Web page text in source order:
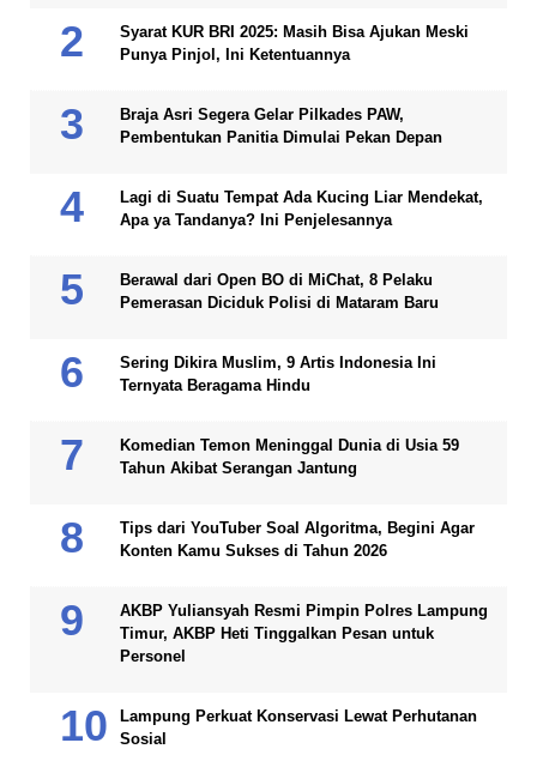
Syarat KUR BRI 2025: Masih Bisa Ajukan Meski
Punya Pinjol, Ini Ketentuannya
Braja Asri Segera Gelar Pilkades PAW,
Pembentukan Panitia Dimulai Pekan Depan
Lagi di Suatu Tempat Ada Kucing Liar Mendekat,
Apa ya Tandanya? Ini Penjelesannya
Berawal dari Open BO di MiChat, 8 Pelaku
Pemerasan Diciduk Polisi di Mataram Baru
Sering Dikira Muslim, 9 Artis Indonesia Ini
Ternyata Beragama Hindu
Komedian Temon Meninggal Dunia di Usia 59
Tahun Akibat Serangan Jantung
Tips dari YouTuber Soal Algoritma, Begini Agar
Konten Kamu Sukses di Tahun 2026
AKBP Yuliansyah Resmi Pimpin Polres Lampung
Timur, AKBP Heti Tinggalkan Pesan untuk
Personel
Lampung Perkuat Konservasi Lewat Perhutanan
Sosial